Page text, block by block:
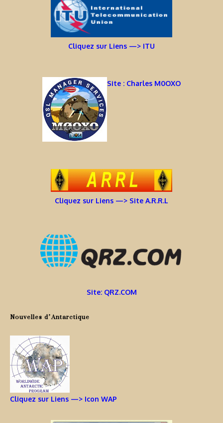
Cliquez sur Liens —> ITU
Site : Charles M0OXO
Cliquez sur Liens —> Site A.R.R.L
Site: QRZ.COM
Nouvelles d’Antarctique
Cliquez sur Liens —> Icon WAP